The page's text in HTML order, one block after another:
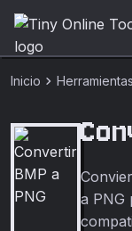
Inicio chevron_right
a PNG